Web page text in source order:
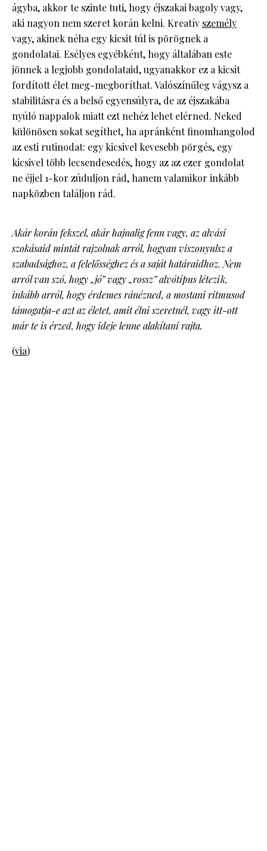
ágyba, akkor te szinte tuti, hogy éjszakai bagoly vagy,
aki nagyon nem szeret korán kelni. Kreatív személy
vagy, akinek néha egy kicsit túl is pörögnek a
gondolatai. Esélyes egyébként, hogy általában este
jönnek a legjobb gondolataid, ugyanakkor ez a kicsit
fordított élet meg-megboríthat. Valószínűleg vágysz a
stabilitásra és a belső egyensúlyra, de az éjszakába
nyúló nappalok miatt ezt nehéz lehet elérned. Neked
különösen sokat segíthet, ha apránként finomhangolod
az esti rutinodat: egy kicsivel kevesebb pörgés, egy
kicsivel több lecsendesedés, hogy az az ezer gondolat
ne éjjel 1-kor zúduljon rád, hanem valamikor inkább
napközben találjon rád.
Akár korán fekszel, akár hajnalig fenn vagy, az alvási
szokásaid mintát rajzolnak arról, hogyan viszonyulsz a
szabadsághoz, a felelősséghez és a saját határaidhoz. Nem
arról van szó, hogy „jó” vagy „rossz” alvótípus létezik,
inkább arról, hogy érdemes ránézned, a mostani ritmusod
támogatja-e azt az életet, amit élni szeretnél, vagy itt-ott
már te is érzed, hogy ideje lenne alakítani rajta.
(via)